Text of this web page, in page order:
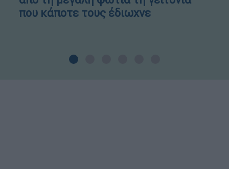
που κάποτε τους έδιωχνε